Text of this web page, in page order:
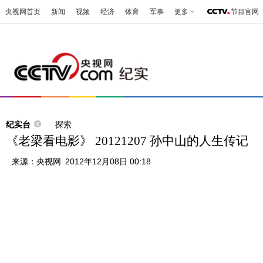
央视网首页 新闻 视频 经济 体育 军事 更多 节目官网
纪实台 探索
《老梁看电影》 20121207 孙中山的人生传记
来源： 央视网 2012年12月08日 00:18